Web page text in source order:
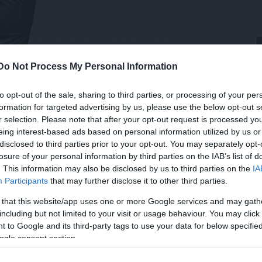
Not Process My Personal Information
opt-out of the sale, sharing to third parties, or processing of your
for targeted advertising by us, please use the below opt-out
selection. Please note that after your opt-out request is processed
interest-based ads based on personal information utilized by us
to third parties prior to your opt-out. You may separately
of your personal information by third parties on the IAB’s list of
This information may also be disclosed by us to third parties on the
Participants that may further disclose it to other third parties.
that this website/app uses one or more Google services and may
but not limited to your visit or usage behaviour. You may
to Google and its third-party tags to use your data for below
consent section.
/ PORT.hu)
egy zenei albumra improvizált, majd ezt az
zeneszerzővel egészen más úton indultak el: az
„Dávid a morzehangból, azaz morzejelekből
így ha valaki értené a morzejeleket,
között egy beszélgetés zajlik, minden percre
.
megvannak a maga váltásai. A játszótér maga egy
próbák során először a természetes fény, a nap
is beszélt